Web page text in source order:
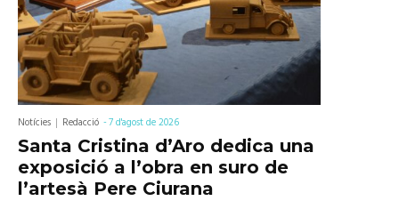
Notícies Redacció -7 d'agost de 2026
Santa Cristina d’Aro dedica una
exposició a l’obra en suro de
l’artesà Pere Ciurana